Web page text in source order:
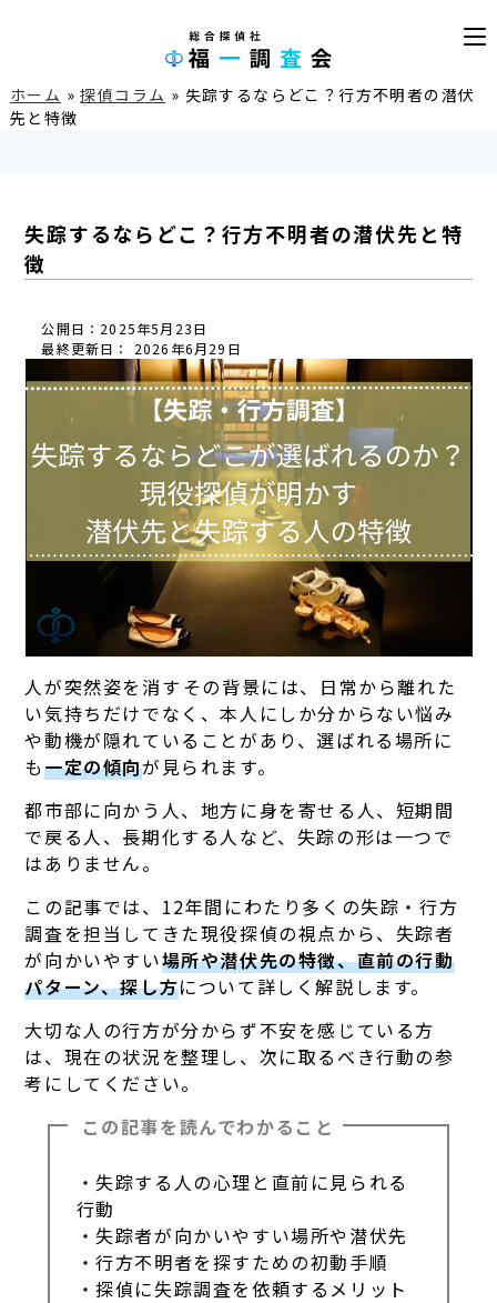
ホーム »探偵コラム » 失踪するならどこ？行方不明者の潜伏
先と特徴
失踪するならどこ？行方不明者の潜伏先と特
徴
公開日：2025年5月23日
最終更新日： 2026年6月29日
人が突然姿を消す―――その背景には、日常から離れた
い気持ちだけでなく、本人にしか分からない悩み
や動機が隠れていることがあり、選ばれる場所に
も一定の傾向が見られます。
都市部に向かう人、地方に身を寄せる人、短期間
で戻る人、長期化する人など、失踪の形は一つで
はありません。
この記事では、12年間にわたり多くの失踪・行方
調査を担当してきた現役探偵の視点から、失踪者
が向かいやすい場所や潜伏先の特徴、直前の行動
パターン、探し方について詳しく解説します。
大切な人の行方が分からず不安を感じている方
は、現在の状況を整理し、次に取るべき行動の参
考にしてください。
この記事を読んでわかること
・失踪する人の心理と直前に見られる
行動
・失踪者が向かいやすい場所や潜伏先
・行方不明者を探すための初動手順
・探偵に失踪調査を依頼するメリット